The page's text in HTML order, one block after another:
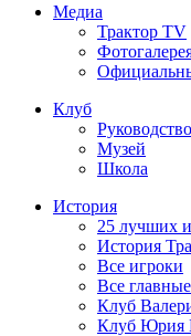
Медиа
Трактор TV
Клуб
Руководство
Музей
Школа
История
25 лучших
История
Все игроки
Все
Клуб
Клуб Юрия